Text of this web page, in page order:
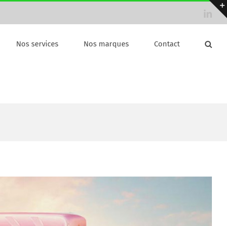
Nos services Nos marques Contact